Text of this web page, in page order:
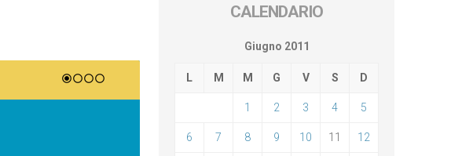
CALENDARIO
Giugno 2011
L M M G V S D
1 2 3 4 5
6 7 8 9 10 11 12